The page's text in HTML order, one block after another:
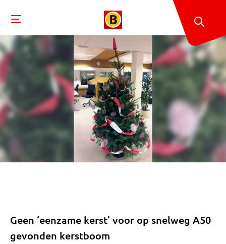
Geen ‘eenzame kerst’ voor op snelweg A50
gevonden kerstboom